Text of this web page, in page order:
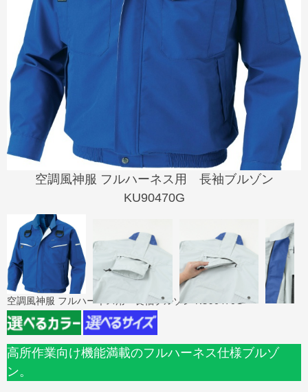
空調風神服 フルハーネス用 長袖ブルゾン
KU90470G
空調風神服 フルハーネス用 長袖ブルゾン KU90470G
高所作業向け機能満載のフルハーネス仕様ブルゾ
ン。